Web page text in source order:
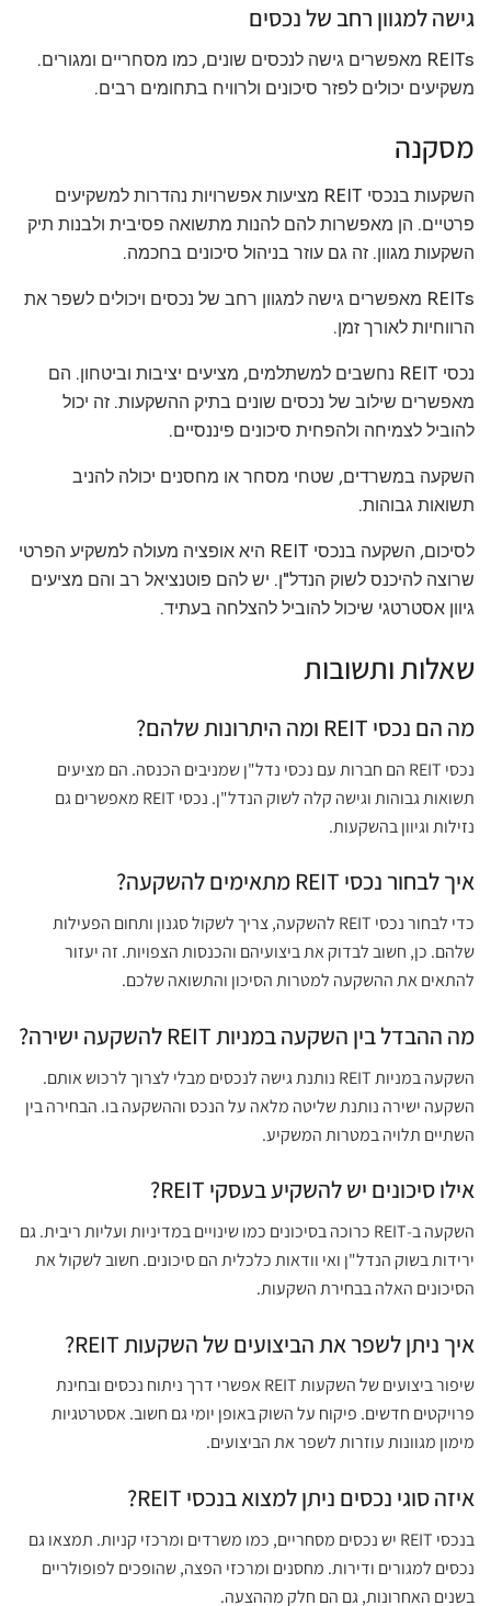
גישה למגוון רחב של נכסים
REITs מאפשרים גישה לנכסים שונים, כמו מסחריים ומגורים.
משקיעים יכולים לפזר סיכונים ולרוויח בתחומים רבים.
מסקנה
השקעות בנכסי REIT מציעות אפשרויות נהדרות למשקיעים
פרטיים. הן מאפשרות להם להנות מתשואה פסיבית ולבנות תיק
השקעות מגוון. זה גם עוזר בניהול סיכונים בחכמה.
REITs מאפשרים גישה למגוון רחב של נכסים ויכולים לשפר את
הרווחיות לאורך זמן.
נכסי REIT נחשבים למשתלמים, מציעים יציבות וביטחון. הם
מאפשרים שילוב של נכסים שונים בתיק ההשקעות. זה יכול
להוביל לצמיחה ולהפחית סיכונים פיננסיים.
השקעה במשרדים, שטחי מסחר או מחסנים יכולה להניב
תשואות גבוהות.
לסיכום, השקעה בנכסי REIT היא אופציה מעולה למשקיע הפרטי
שרוצה להיכנס לשוק הנדל"ן. יש להם פוטנציאל רב והם מציעים
גיוון אסטרטגי שיכול להוביל להצלחה בעתיד.
שאלות ותשובות
מה הם נכסי REIT ומה היתרונות שלהם?
נכסי REIT הם חברות עם נכסי נדל"ן שמניבים הכנסה. הם מציעים
תשואות גבוהות וגישה קלה לשוק הנדל"ן. נכסי REIT מאפשרים גם
נזילות וגיוון בהשקעות.
איך לבחור נכסי REIT מתאימים להשקעה?
כדי לבחור נכסי REIT להשקעה, צריך לשקול סגנון ותחום הפעילות
שלהם. כן, חשוב לבדוק את ביצועיהם והכנסות הצפויות. זה יעזור
להתאים את ההשקעה למטרות הסיכון והתשואה שלכם.
מה ההבדל בין השקעה במניות REIT להשקעה ישירה?
השקעה במניות REIT נותנת גישה לנכסים מבלי לצרוך לרכוש אותם.
השקעה ישירה נותנת שליטה מלאה על הנכס וההשקעה בו. הבחירה בין
השתיים תלויה במטרות המשקיע.
אילו סיכונים יש להשקיע בעסקי REIT?
השקעה ב-REIT כרוכה בסיכונים כמו שינויים במדיניות ועליות ריבית. גם
ירידות בשוק הנדל"ן ואי וודאות כלכלית הם סיכונים. חשוב לשקול את
הסיכונים האלה בבחירת השקעות.
איך ניתן לשפר את הביצועים של השקעות REIT?
שיפור ביצועים של השקעות REIT אפשרי דרך ניתוח נכסים ובחינת
פרויקטים חדשים. פיקוח על השוק באופן יומי גם חשוב. אסטרטגיות
מימון מגוונות עוזרות לשפר את הביצועים.
איזה סוגי נכסים ניתן למצוא בנכסי REIT?
בנכסי REIT יש נכסים מסחריים, כמו משרדים ומרכזי קניות. תמצאו גם
נכסים למגורים ודירות. מחסנים ומרכזי הפצה, שהופכים לפופולריים
בשנים האחרונות, גם הם חלק מההצעה.